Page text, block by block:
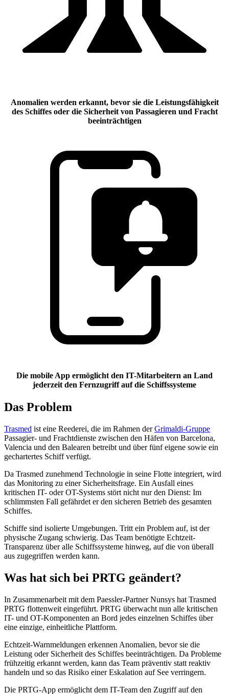
Anomalien werden erkannt, bevor sie die Leistungsfähigkeit
des Schiffes oder die Sicherheit von Passagieren und Fracht
beeinträchtigen
Die mobile App ermöglicht den IT-Mitarbeitern an Land
jederzeit den Fernzugriff auf die Schiffssysteme
Das Problem
Trasmed ist eine Reederei, die im Rahmen derGrimaldi-Gruppe
Passagier- und Frachtdienste zwischen den Häfen von Barcelona,
Valencia und den Balearen betreibt und über fünf eigene sowie ein
gechartertes Schiff verfügt.
Da Trasmed zunehmend Technologie in seine Flotte integriert, wird
das Monitoring zu einer Sicherheitsfrage. Ein Ausfall eines
kritischen IT- oder OT-Systems stört nicht nur den Dienst: Im
schlimmsten Fall gefährdet er den sicheren Betrieb des gesamten
Schiffes.
Schiffe sind isolierte Umgebungen. Tritt ein Problem auf, ist der
physische Zugang schwierig. Das Team benötigte Echtzeit-
Transparenz über alle Schiffssysteme hinweg, auf die von überall
aus zugegriffen werden kann.
Was hat sich bei PRTG geändert?
In Zusammenarbeit mit dem Paessler-Partner Nunsys hat Trasmed
PRTG flottenweit eingeführt. PRTG überwacht nun alle kritischen
IT- und OT-Komponenten an Bord jedes einzelnen Schiffes über
eine einzige, einheitliche Plattform.
Echtzeit-Warnmeldungen erkennen Anomalien, bevor sie die
Leistung oder Sicherheit des Schiffes beeinträchtigen. Da Probleme
frühzeitig erkannt werden, kann das Team präventiv statt reaktiv
handeln und so das Risiko einer Eskalation auf See verringern.
Die PRTG-App ermöglicht dem IT-Team den Zugriff auf den